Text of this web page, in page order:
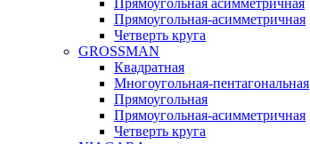
Прямоугольная асимметричная
Прямоугольная-асимметричная
Четверть круга
GROSSMAN
Квадратная
Многоугольная-пентагональная
Прямоугольная
Прямоугольная-асимметричная
Четверть круга